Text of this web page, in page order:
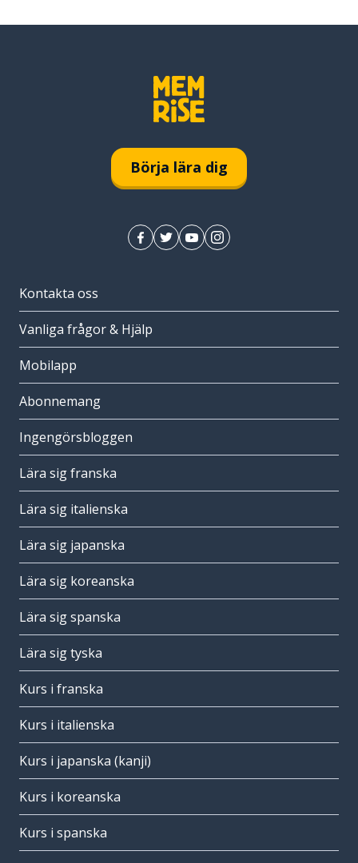
Börja lära dig
Kontakta oss
Vanliga frågor & Hjälp
Mobilapp
Abonnemang
Ingengörsbloggen
Lära sig franska
Lära sig italienska
Lära sig japanska
Lära sig koreanska
Lära sig spanska
Lära sig tyska
Kurs i franska
Kurs i italienska
Kurs i japanska (kanji)
Kurs i koreanska
Kurs i spanska